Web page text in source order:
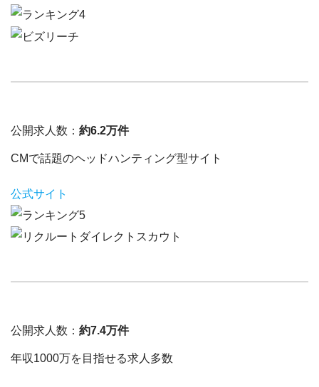
公開求人数： 約6.2万件
CMで話題のヘッドハンティング型サイト
公式サイト
公開求人数： 約7.4万件
年収1000万を目指せる求人多数